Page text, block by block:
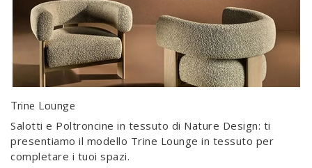
Trine Lounge
Salotti e Poltroncine in tessuto di Nature Design: ti
presentiamo il modello Trine Lounge in tessuto per
completare i tuoi spazi.